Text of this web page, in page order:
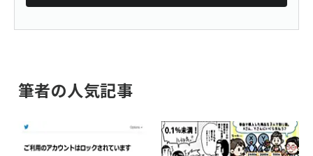
筆者の人気記事